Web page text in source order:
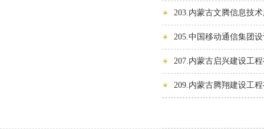
203.内蒙古文腾信息技
205.中国移动通信集团
207.内蒙古启兴建设工
209.内蒙古腾翔建设工